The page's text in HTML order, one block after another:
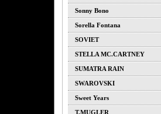
Sonny Bono
Sorella Fontana
SOVIET
STELLA MC.CARTNEY
SUMATRA RAIN
SWAROVSKI
Sweet Years
T.MUGLER